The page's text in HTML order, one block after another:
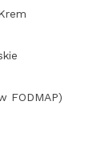
FODMAP)